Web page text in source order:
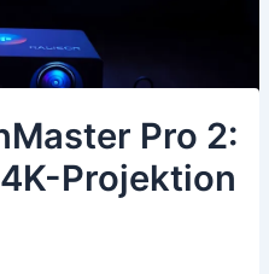
Pro 2:
Projektion